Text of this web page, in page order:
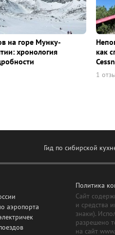
на горе Мунку-
хронология
как
1
Гид по сибирской
аэропорта
Политика
Сайт
и средства
знаки).
разрешено
на сайт